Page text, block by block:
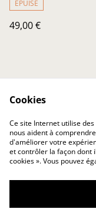
ÉPUISÉ
49,00 €
Nous
Cookies
Ce site Internet utilise
nous aident à
d'améliorer votre
et contrôler la façon dont
cookies ». Vous pouvez